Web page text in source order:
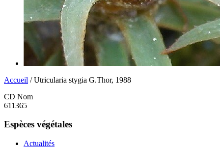
Accueil / Utricularia stygia G.Thor, 1988
CD Nom
611365
Espèces végétales
Actualités